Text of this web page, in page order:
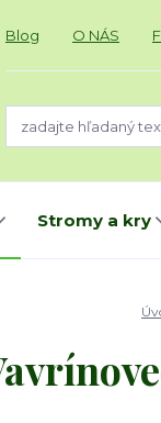
Blog O NÁS
Stromy a kry